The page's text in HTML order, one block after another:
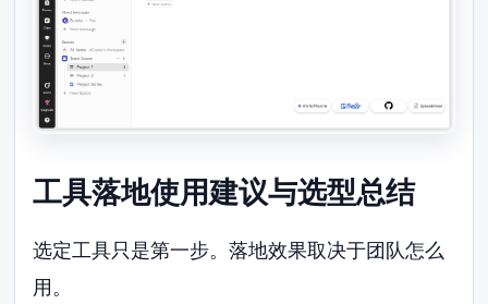
工具落地使用建议与选型总结
选定工具只是第一步。落地效果取决于团队怎么
用。